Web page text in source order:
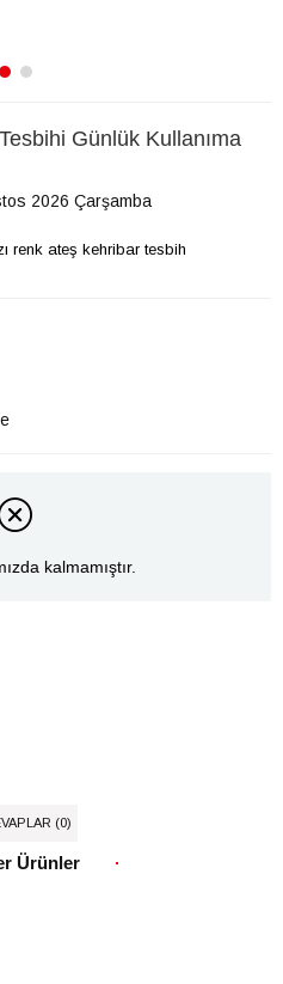
Günlük Kullanıma
2026 Çarşamba
renk ateş kehribar tesbih
kalmamıştır.
(0)
Ürünler